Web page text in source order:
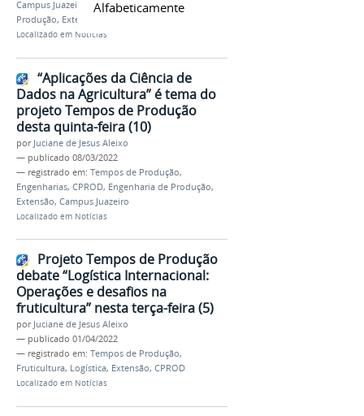
Alfabeticamente
Campus Juazeiro
Engenharia,Engenharia de
Produção, Extensão
Localizado em Notícias
“Aplicações da Ciência de
Dados na Agricultura” é tema do
projeto Tempos de Produção
desta quinta-feira (10)
por Juciane de Jesus Aleixo
— publicado 08/03/2022
— registrado em: Tempos de Produção,
Engenharias, CPROD, Engenharia de Produção,
Extensão, Campus Juazeiro
Localizado em Notícias
Projeto Tempos de Produção
debate “Logística Internacional:
Operações e desafios na
fruticultura” nesta terça-feira (5)
por Juciane de Jesus Aleixo
— publicado 01/04/2022
— registrado em: Tempos de Produção,
Fruticultura, Logística, Extensão, CPROD
Localizado em Notícias